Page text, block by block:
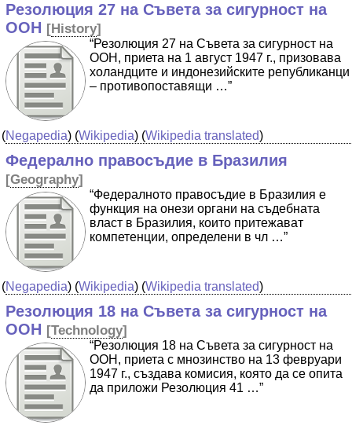
Резолюция 27 на Съвета за сигурност на
ООН [History]
“Резолюция 27 на Съвета за сигурност на
ООН, приета на 1 август 1947 г., призовава
холандците и индонезийските републиканци
– противопоставящи …”
(Negapedia) (Wikipedia) (Wikipedia translated)
Федерално правосъдие в Бразилия
[Geography]
“Федералното правосъдие в Бразилия е
функция на онези органи на съдебната
власт в Бразилия, които притежават
компетенции, определени в чл …”
(Negapedia) (Wikipedia) (Wikipedia translated)
Резолюция 18 на Съвета за сигурност на
ООН [Technology]
“Резолюция 18 на Съвета за сигурност на
ООН, приета с мнозинство на 13 февруари
1947 г., създава комисия, която да се опита
да приложи Резолюция 41 …”